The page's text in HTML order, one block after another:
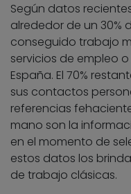
Según datos
alrededor de un 30%
conseguido trabajo
servicios de empleo
España. El 70%
sus contactos
referencias
mano son la
en el momento de
estos datos los
de trabajo clásicas.